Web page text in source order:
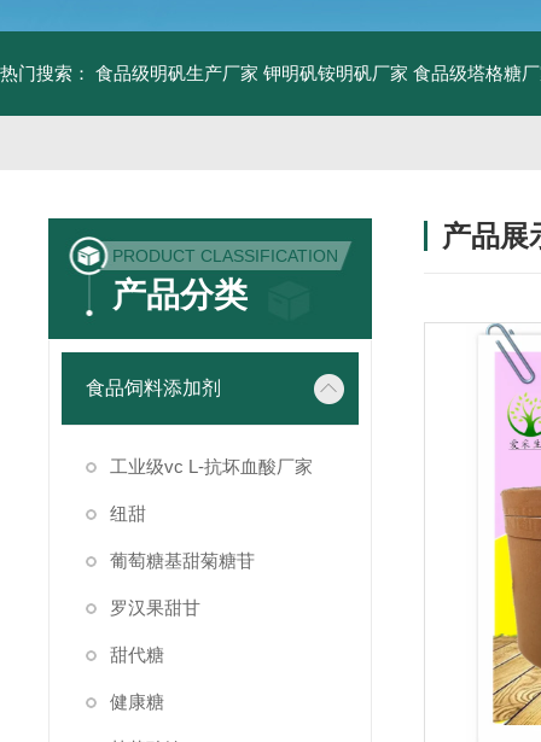
热门搜索： 食品级明矾生产厂家 钾明矾铵明矾厂家 食品级塔格糖
PRODUCT CLASSIFICATION
产品分类
食品饲料添加剂
工业级vc L-抗坏血酸厂家
纽甜
葡萄糖基甜菊糖苷
罗汉果甜甘
甜代糖
健康糖
产品展